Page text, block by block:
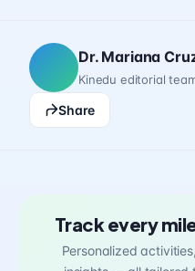
Dr. Mariana
Kinedu editorial
Share
Track every
Personalized